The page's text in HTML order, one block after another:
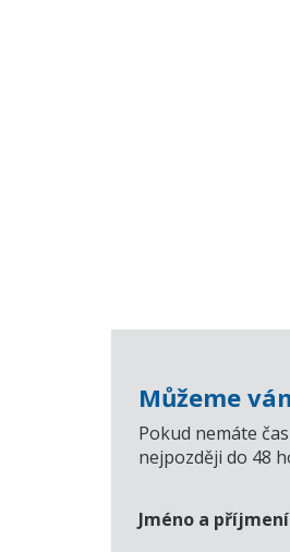
Můžeme
Pokud nemáte
nejpozději do 48
Jméno a příjmení